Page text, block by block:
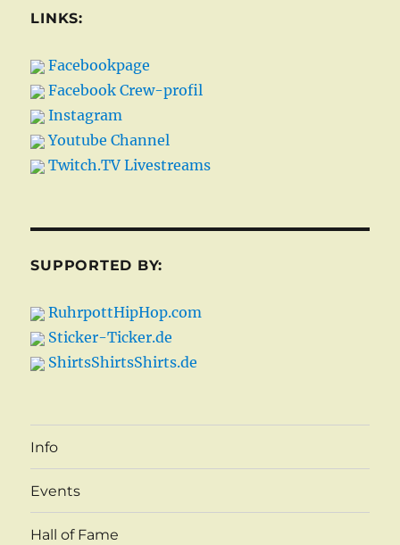
LINKS:
Facebookpage
Facebook Crew-profil
Instagram
Youtube Channel
Twitch.TV Livestreams
SUPPORTED BY:
RuhrpottHipHop.com
Sticker-Ticker.de
ShirtsShirtsShirts.de
Info
Events
Hall of Fame